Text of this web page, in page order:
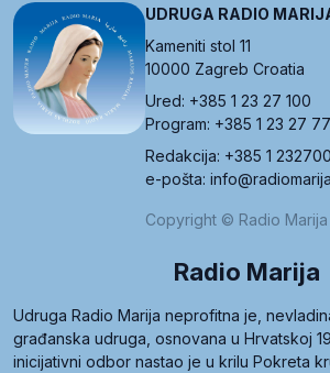
UDRUGA RADIO
Kameniti stol 11
10000 Zagreb Croatia
Ured: +385 1 23 27 100
Program: +385 1 23 27
Redakcija: +385 1
e-pošta:
Copyright © Radio
Radio Marija
Udruga Radio Marija neprofitna je,
građanska udruga, osnovana u Hrvatskoj
inicijativni odbor nastao je u krilu Pokreta